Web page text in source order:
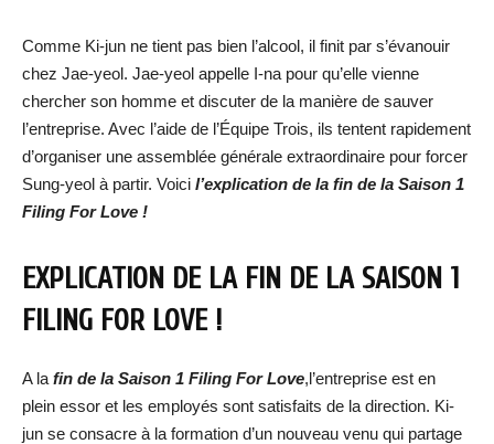
Comme Ki-jun ne tient pas bien l’alcool, il finit par s’évanouir
chez Jae-yeol. Jae-yeol appelle I-na pour qu’elle vienne
chercher son homme et discuter de la manière de sauver
l’entreprise. Avec l’aide de l’Équipe Trois, ils tentent rapidement
d’organiser une assemblée générale extraordinaire pour forcer
Sung-yeol à partir. Voici l’explication de la fin de la Saison 1
Filing For Love !
EXPLICATION DE LA FIN DE LA SAISON 1
FILING FOR LOVE !
A la fin de la Saison 1 Filing For Love,l’entreprise est en
plein essor et les employés sont satisfaits de la direction. Ki-
jun se consacre à la formation d’un nouveau venu qui partage